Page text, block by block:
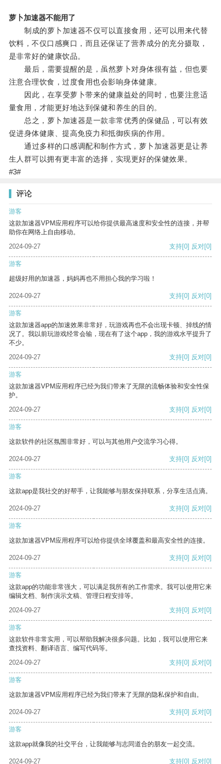
萝卜加速器不能用了
制成的萝卜加速器不仅可以直接食用，还可以用来代替
饮料，不仅口感爽口，而且还保证了营养成分的充分摄取，
是非常好的健康饮品。
最后，需要提醒的是，虽然萝卜对身体很有益，但也要
注意合理饮食，过度食用也会影响身体健康。
因此，在享受萝卜带来的健康益处的同时，也要注意适
量食用，才能更好地达到保健和养生的目的。
总之，萝卜加速器是一款非常优秀的保健品，可以有效
促进身体健康、提高免疫力和抵御疾病的作用。
通过多样的口感调配和制作方式，萝卜加速器更是让养
生人群可以拥有更丰富的选择，实现更好的保健效果。
#3#
评论
游客
这款加速器VPM应用程序可以给你提供最高速度和安全性的连接，并帮
助你在网络上自由移动。
2024-09-27
支持[0] 反对[0]
游客
超级好用的加速器，妈妈再也不用担心我的学习啦！
2024-09-27 支持[0] 反对[0]
游客
这款加速器app的加速效果非常好，玩游戏再也不会出现卡顿、掉线的情
况了。我以前玩游戏经常会输，现在有了这个app，我的游戏水平提升了
不少。
2024-09-27
支持[0] 反对[0]
游客
这款加速器VPM应用程序已经为我们带来了无限的流畅体验和安全性保
护。
2024-09-27
支持[0] 反对[0]
游客
这款软件的社区氛围非常好，可以与其他用户交流学习心得。
2024-09-27 支持[0] 反对[0]
游客
这款app是我社交的好帮手，让我能够与朋友保持联系，分享生活点滴。
2024-09-27 支持[0] 反对[0]
游客
这款加速器VPM应用程序可以给你提供全球覆盖和最高安全性的连接。
2024-09-27 支持[0] 反对[0]
游客
这款app的功能非常强大，可以满足我所有的工作需求。我可以使用它来
编辑文档、制作演示文稿、管理日程安排等。
2024-09-27
支持[0] 反对[0]
游客
这款软件非常实用，可以帮助我解决很多问题。比如，我可以使用它来
查找资料、翻译语言、编写代码等。
2024-09-27
支持[0] 反对[0]
游客
这款加速器VPM应用程序已经为我们带来了无限的隐私保护和自由。
2024-09-27 支持[0] 反对[0]
游客
这款app就像我的社交平台，让我能够与志同道合的朋友一起交流。
2024-09-27 支持[0] 反对[0]